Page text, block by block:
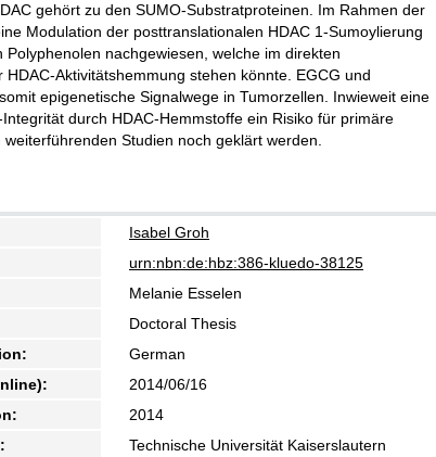
gehört zu den SUMO-Substratproteinen. Im Rahmen der
Modulation der posttranslationalen HDAC 1-Sumoylierung
Polyphenolen nachgewiesen, welche im direkten
Aktivitätshemmung stehen könnte. EGCG und
epigenetische Signalwege in Tumorzellen. Inwieweit eine
durch HDAC-Hemmstoffe ein Risiko für primäre
Studien noch geklärt werden.
Isabel Groh
urn:nbn:de:hbz:386-kluedo-38125
Melanie Esselen
Doctoral Thesis
German
2014/06/16
2014
Technische Universität Kaiserslautern